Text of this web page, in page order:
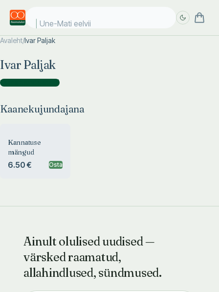
Une-Mati eelviim
Avaleht/Ivar Paljak
Ivar Paljak
Kaanekujundajana )
Kaanekujundajana
Kannatuse
mängud
6.50 € Osta
Ainult olulised uudised —
värsked raamatud,
allahindlused, sündmused.